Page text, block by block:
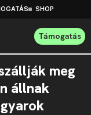
SHOP
Támogatás
meg
állnak